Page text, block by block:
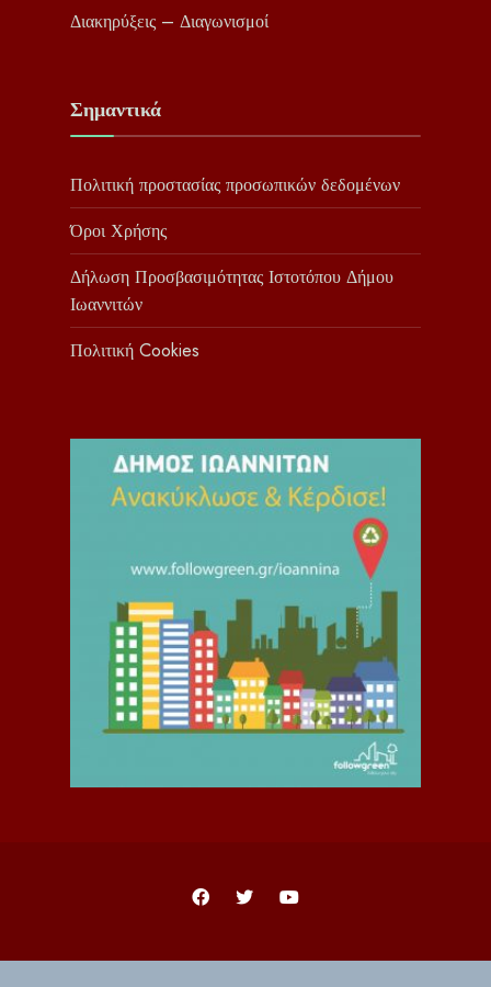
Διακηρύξεις – Διαγωνισμοί
Σημαντικά
Πολιτική προστασίας προσωπικών δεδομένων
Όροι Χρήσης
Δήλωση Προσβασιμότητας Ιστοτόπου Δήμου
Ιωαννιτών
Πολιτική Cookies